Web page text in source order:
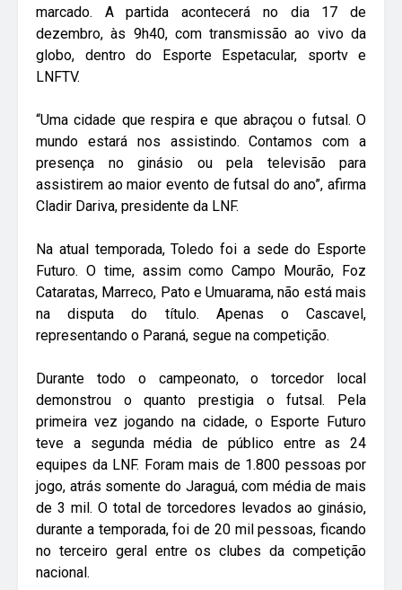
marcado. A partida acontecerá no dia 17 de
dezembro, às 9h40, com transmissão ao vivo da
globo, dentro do Esporte Espetacular, sportv e
LNFTV.
“Uma cidade que respira e que abraçou o futsal. O
mundo estará nos assistindo. Contamos com a
presença no ginásio ou pela televisão para
assistirem ao maior evento de futsal do ano”, afirma
Cladir Dariva, presidente da LNF.
Na atual temporada, Toledo foi a sede do Esporte
Futuro. O time, assim como Campo Mourão, Foz
Cataratas, Marreco, Pato e Umuarama, não está mais
na disputa do título. Apenas o Cascavel,
representando o Paraná, segue na competição.
Durante todo o campeonato, o torcedor local
demonstrou o quanto prestigia o futsal. Pela
primeira vez jogando na cidade, o Esporte Futuro
teve a segunda média de público entre as 24
equipes da LNF. Foram mais de 1.800 pessoas por
jogo, atrás somente do Jaraguá, com média de mais
de 3 mil. O total de torcedores levados ao ginásio,
durante a temporada, foi de 20 mil pessoas, ficando
no terceiro geral entre os clubes da competição
nacional.